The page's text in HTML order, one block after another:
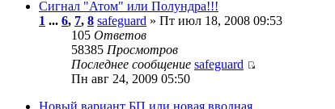
Сигнал "Атом" или Полундра!!!
1 ... 6, 7, 8 safeguard » Пт июл 18, 2008 09:53
105 Ответов
58385 Просмотров
Последнее сообщение safeguard
Пн авг 24, 2009 05:50
Новый вариант БП или новая вводная.